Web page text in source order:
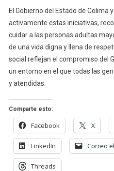
El Gobierno del Estado de Colima
activamente estas iniciativas,
cuidar a las personas adultas
de una vida digna y llena de
social reflejan el compromiso del
un entorno en el que todas las
y atendidas.
Comparte esto:
Facebook X
LinkedIn Correo
Threads